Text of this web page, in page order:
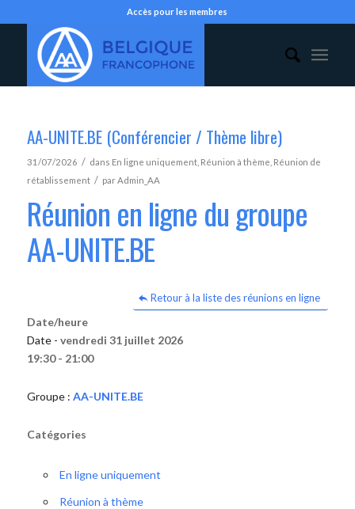
Accès pour les membres
AA-UNITE.BE (Conférencier / Thème libre)
31/07/2026 / dans En ligne uniquement, Réunion à thème Réunion de
rétablissement / parAdmin_AA
Réunion en ligne du groupe
AA-UNITE.BE
Retour à la liste des réunions en ligne
Date/heure
Date - vendredi 31 juillet 2026
19:30 - 21:00
Groupe : AA-UNITE.BE
Catégories
En ligne uniquement
Réunion à thème